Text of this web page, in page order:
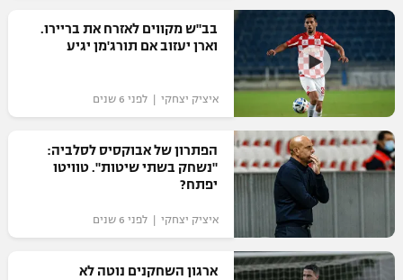
בב"ש מקווים לאזרח את בריירו.
וארן יעזוב אם תורג'מן יגיע
איציק יצחקי | לפני 6 שנים
הפתרון של אבוקסיס לסלביה:
"נשחק בשתי שיטות". טוויטו
יפתח?
איציק יצחקי | לפני 6 שנים
ארגון השחקנים נוטה לא